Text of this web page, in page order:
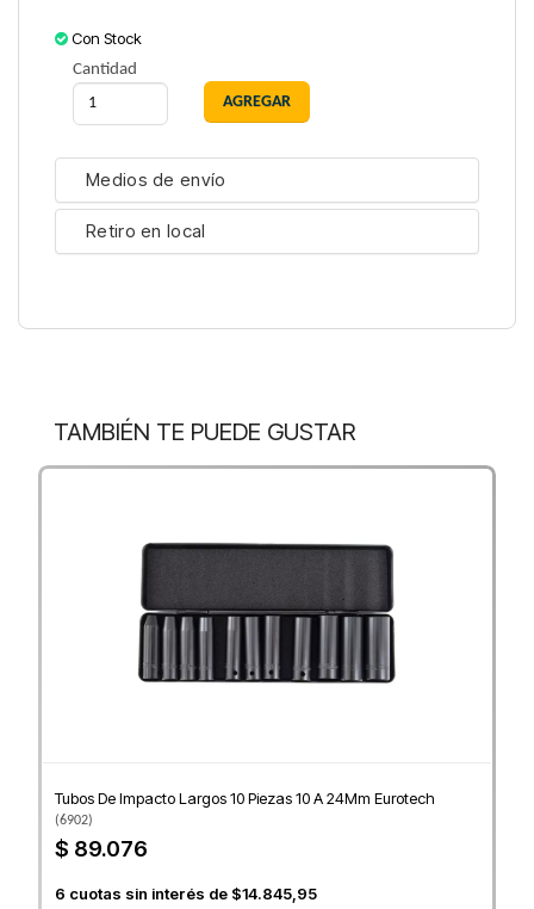
Con Stock
Cantidad
Medios de envío
Retiro en local
TAMBIÉN TE PUEDE GUSTAR
Tubos De Impacto Largos 10 Piezas 10 A 24Mm Eurotech
(6902)
$ 89.076
6 cuotas sin interés de $14.845,95